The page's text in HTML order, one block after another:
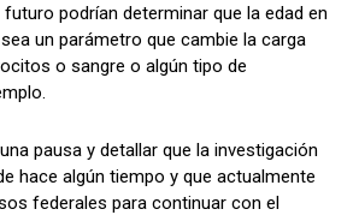
podrían determinar que la edad en
un parámetro que cambie la carga
o sangre o algún tipo de
pausa y detallar que la investigación
hace algún tiempo y que actualmente
federales para continuar con el